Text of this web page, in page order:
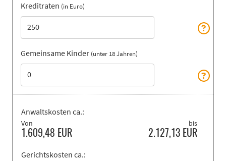
Kreditraten (in Euro)
Gemeinsame Kinder (unter 18 Jahren)
Anwaltskosten ca.:
Von
1.609,48 EUR
bis
2.127,13 EUR
Gerichtskosten ca.: